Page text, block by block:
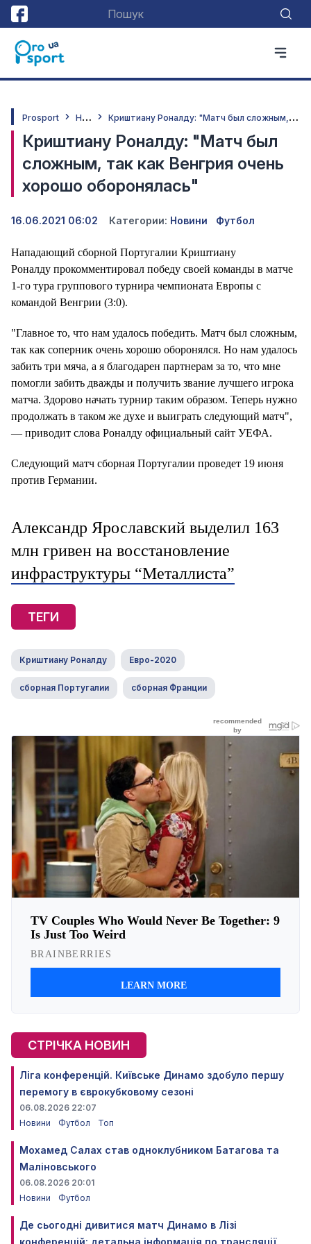
Prosport Н
овини К
риштиану Роналду: "Матч был сложным, так как Венгрия очень хорошо оборонялась"
Криштиану Роналду: "Матч был
сложным, так как Венгрия очень
хорошо оборонялась"
16.06.2021 06:02 Категории: Новини Футбол
Нападающий сборной Португалии Криштиану
Роналду прокомментировал победу своей команды в матче
1-го тура группового турнира чемпионата Европы с
командой Венгрии (3:0).
"Главное то, что нам удалось победить. Матч был сложным,
так как соперник очень хорошо оборонялся. Но нам удалось
забить три мяча, а я благодарен партнерам за то, что мне
помогли забить дважды и получить звание лучшего игрока
матча. Здорово начать турнир таким образом. Теперь нужно
продолжать в таком же духе и выиграть следующий матч",
— приводит слова Роналду официальный сайт УЕФА.
Следующий матч сборная Португалии проведет 19 июня
против Германии.
Александр Ярославский выделил 163
млн гривен на восстановление
инфраструктуры “Металлиста”
ТЕГИ
Криштиану Роналду Евро-2020
сборная Португалии сборная Франции
СТРІЧКА НОВИН
Ліга конференцій. Київське Динамо здобуло першу
перемогу в єврокубковому сезоні
06.08.2026 22:07
Новини
Футбол Топ
Мохамед Салах став одноклубником Батагова та
Маліновського
06.08.2026 20:01
Новини
Футбол
Де сьогодні дивитися матч Динамо в Лізі
конференцій: детальна інформація по трансляції